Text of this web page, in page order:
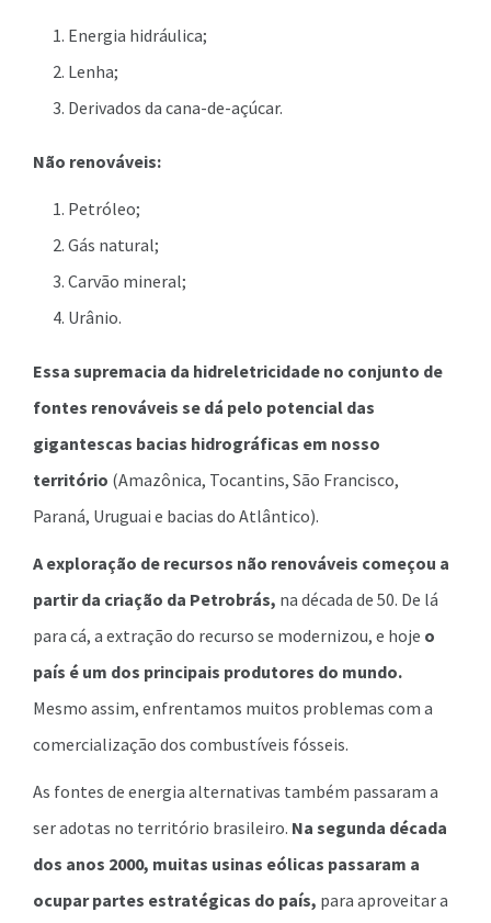
Energia hidráulica;
Lenha;
Derivados da cana-de-açúcar.
Não renováveis:
Petróleo;
Gás natural;
Carvão mineral;
Urânio.
Essa supremacia da hidreletricidade no conjunto de
fontes renováveis se dá pelo potencial das
gigantescas bacias hidrográficas em nosso
território (Amazônica, Tocantins, São Francisco,
Paraná, Uruguai e bacias do Atlântico).
A exploração de recursos não renováveis começou a
partir da criação da Petrobrás, na década de 50. De lá
para cá, a extração do recurso se modernizou, e hoje o
país é um dos principais produtores do mundo.
Mesmo assim, enfrentamos muitos problemas com a
comercialização dos combustíveis fósseis.
As fontes de energia alternativas também passaram a
ser adotas no território brasileiro. Na segunda década
dos anos 2000, muitas usinas eólicas passaram a
ocupar partes estratégicas do país, para aproveitar a